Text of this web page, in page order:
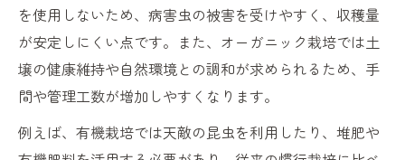
を使用しないため、病害虫の被害を受けやすく、収穫量
が安定しにくい点です。また、オーガニック栽培では土
壌の健康維持や自然環境との調和が求められるため、手
間や管理工数が増加しやすくなります。
例えば、有機栽培では天敵の昆虫を利用したり、堆肥や